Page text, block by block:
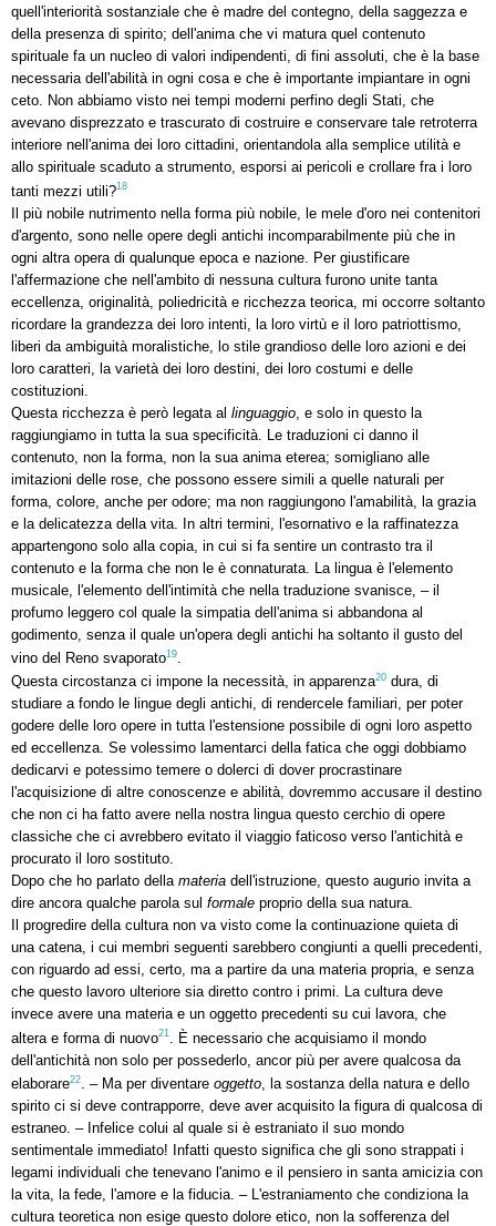
quell'interiorità sostanziale che è madre del contegno, della saggezza e
della presenza di spirito; dell'anima che vi matura quel contenuto
spirituale fa un nucleo di valori indipendenti, di fini assoluti, che è la base
necessaria dell'abilità in ogni cosa e che è importante impiantare in ogni
ceto. Non abbiamo visto nei tempi moderni perfino degli Stati, che
avevano disprezzato e trascurato di costruire e conservare tale retroterra
interiore nell'anima dei loro cittadini, orientandola alla semplice utilità e
allo spirituale scaduto a strumento, esporsi ai pericoli e crollare fra i loro
tanti mezzi utili?18
Il più nobile nutrimento nella forma più nobile, le mele d'oro nei contenitori
d'argento, sono nelle opere degli antichi incomparabilmente più che in
ogni altra opera di qualunque epoca e nazione. Per giustificare
l'affermazione che nell'ambito di nessuna cultura furono unite tanta
eccellenza, originalità, poliedricità e ricchezza teorica, mi occorre soltanto
ricordare la grandezza dei loro intenti, la loro virtù e il loro patriottismo,
liberi da ambiguità moralistiche, lo stile grandioso delle loro azioni e dei
loro caratteri, la varietà dei loro destini, dei loro costumi e delle
costituzioni.
Questa ricchezza è però legata al linguaggio , e solo in questo la
raggiungiamo in tutta la sua specificità. Le traduzioni ci danno il
contenuto, non la forma, non la sua anima eterea; somigliano alle
imitazioni delle rose, che possono essere simili a quelle naturali per
forma, colore, anche per odore; ma non raggiungono l'amabilità, la grazia
e la delicatezza della vita. In altri termini, l'esornativo e la raffinatezza
appartengono solo alla copia, in cui si fa sentire un contrasto tra il
contenuto e la forma che non le è connaturata. La lingua è l'elemento
musicale, l'elemento dell'intimità che nella traduzione svanisce, – il
profumo leggero col quale la simpatia dell'anima si abbandona al
godimento, senza il quale un'opera degli antichi ha soltanto il gusto del
vino del Reno svaporato19
Questa circostanza ci impone la necessità, in apparenza20 dura, di
studiare a fondo le lingue degli antichi, di rendercele familiari, per poter
godere delle loro opere in tutta l'estensione possibile di ogni loro aspetto
ed eccellenza. Se volessimo lamentarci della fatica che oggi dobbiamo
dedicarvi e potessimo temere o dolerci di dover procrastinare
l'acquisizione di altre conoscenze e abilità, dovremmo accusare il destino
che non ci ha fatto avere nella nostra lingua questo cerchio di opere
classiche che ci avrebbero evitato il viaggio faticoso verso l'antichità e
procurato il loro sostituto.
Dopo che ho parlato della materia dell'istruzione, questo augurio invita a
dire ancora qualche parola sul formale proprio della sua natura.
Il progredire della cultura non va visto come la continuazione quieta di
una catena, i cui membri seguenti sarebbero congiunti a quelli precedenti,
con riguardo ad essi, certo, ma a partire da una materia propria, e senza
che questo lavoro ulteriore sia diretto contro i primi. La cultura deve
invece avere una materia e un oggetto precedenti su cui lavora, che
altera e forma di nuovo21
. È necessario che acquisiamo il mondo
dell'antichità non solo per possederlo, ancor più per avere qualcosa da
elaborare22 . – Ma per diventare oggetto , la sostanza della natura e dello
spirito ci si deve contrapporre, deve aver acquisito la figura di qualcosa di
estraneo. – Infelice colui al quale si è estraniato il suo mondo
sentimentale immediato! Infatti questo significa che gli sono strappati i
legami individuali che tenevano l'animo e il pensiero in santa amicizia con
la vita, la fede, l'amore e la fiducia. – L'estraniamento che condiziona la
cultura teoretica non esige questo dolore etico, non la sofferenza del